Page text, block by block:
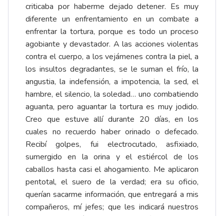
criticaba por haberme dejado detener. Es muy
diferente un enfrentamiento en un combate a
enfrentar la tortura, porque es todo un proceso
agobiante y devastador. A las acciones violentas
contra el cuerpo, a los vejámenes contra la piel, a
los insultos degradantes, se le suman el frío, la
angustia, la indefensión, a impotencia, la sed, el
hambre, el silencio, la soledad… uno combatiendo
aguanta, pero aguantar la tortura es muy jodido.
Creo que estuve allí durante 20 días, en los
cuales no recuerdo haber orinado o defecado.
Recibí golpes, fui electrocutado, asfixiado,
sumergido en la orina y el estiércol de los
caballos hasta casi el ahogamiento. Me aplicaron
pentotal, el suero de la verdad; era su oficio,
querían sacarme información, que entregará a mis
compañeros, mí jefes; que les indicará nuestros